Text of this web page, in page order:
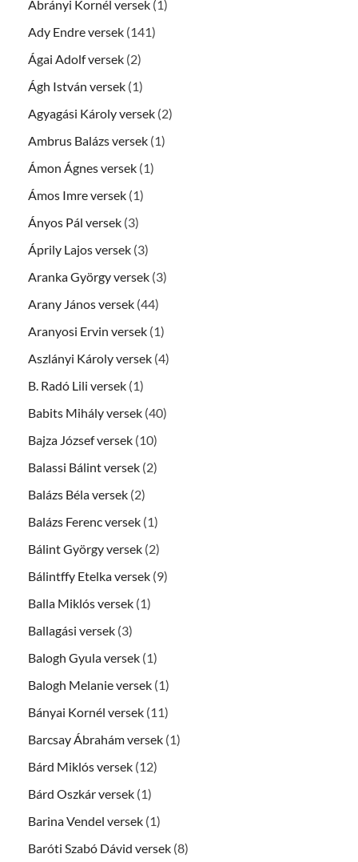
Ábrányi Kornél versek (1)
Ady Endre versek (141)
Ágai Adolf versek (2)
Ágh István versek (1)
Agyagási Károly versek (2)
Ambrus Balázs versek (1)
Ámon Ágnes versek (1)
Ámos Imre versek (1)
Ányos Pál versek (3)
Áprily Lajos versek (3)
Aranka György versek (3)
Arany János versek (44)
Aranyosi Ervin versek (1)
Aszlányi Károly versek (4)
B. Radó Lili versek (1)
Babits Mihály versek (40)
Bajza József versek (10)
Balassi Bálint versek (2)
Balázs Béla versek (2)
Balázs Ferenc versek (1)
Bálint György versek (2)
Bálintffy Etelka versek (9)
Balla Miklós versek (1)
Ballagási versek (3)
Balogh Gyula versek (1)
Balogh Melanie versek (1)
Bányai Kornél versek (11)
Barcsay Ábrahám versek (1)
Bárd Miklós versek (12)
Bárd Oszkár versek (1)
Barina Vendel versek (1)
Baróti Szabó Dávid versek (8)